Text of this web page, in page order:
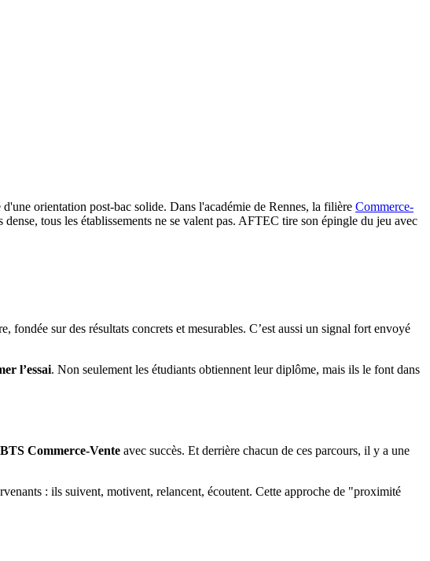
orientation post-bac solide. Dans l'académie de Rennes, la filière Commerce-
tous les établissements ne se valent pas. AFTEC tire son épingle du jeu avec
sur des résultats concrets et mesurables. C’est aussi un signal fort envoyé
l’essai. Non seulement les étudiants obtiennent leur diplôme, mais ils le font dans
Commerce-Vente avec succès. Et derrière chacun de ces parcours, il y a une
: ils suivent, motivent, relancent, écoutent. Cette approche de "proximité